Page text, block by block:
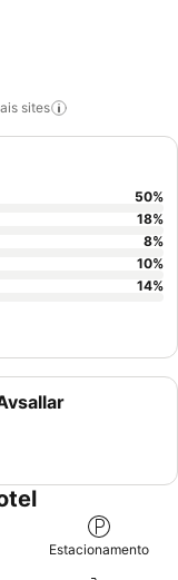
sites
50%
18%
8%
10%
14%
Estacionamento